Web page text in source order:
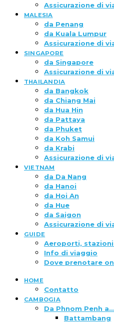
Assicurazione di
MALESIA
da Penang
da Kuala Lumpur
Assicurazione di
SINGAPORE
da Singapore
Assicurazione di
THAILANDIA
da Bangkok
da Chiang Mai
da Hua Hin
da Pattaya
da Phuket
da Koh Samui
da Krabi
Assicurazione di
VIETNAM
da Da Nang
da Hanoi
da Hoi An
da Hue
da Saigon
Assicurazione di
GUIDE
Aeroporti,
Info di viaggio
Dove prenotare
HOME
Contatto
CAMBOGIA
Da Phnom Penh a…
Battambang